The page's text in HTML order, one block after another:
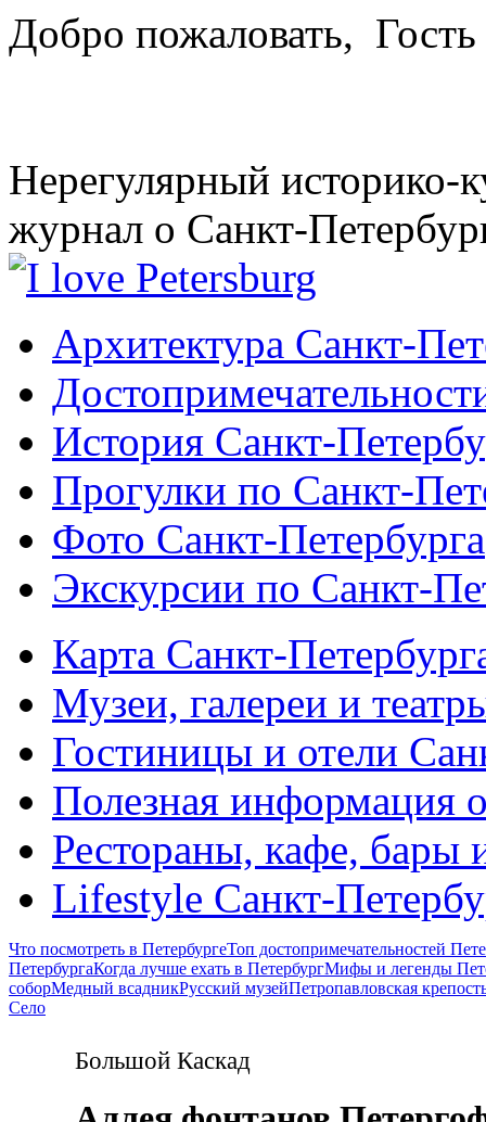
Добро пожаловать, Гость
Нерегулярный историко-
журнал о Санкт-
Архитектура Санкт-
История Санкт-
Прогулки по Санкт-
Фото Санкт-Петербурга
Экскурсии по Санкт-
Карта Санкт-
Музеи, галереи и
Гостиницы и отели
Полезная информация
Рестораны, кафе, бары
Lifestyle Санкт-
Что посмотреть в ПетербургеТоп достопримечательностей
ПетербургаКогда лучше ехать в ПетербургМифы и легенды
соборМедный всадникРусский музейПетропавловская
Село
Большой Каскад